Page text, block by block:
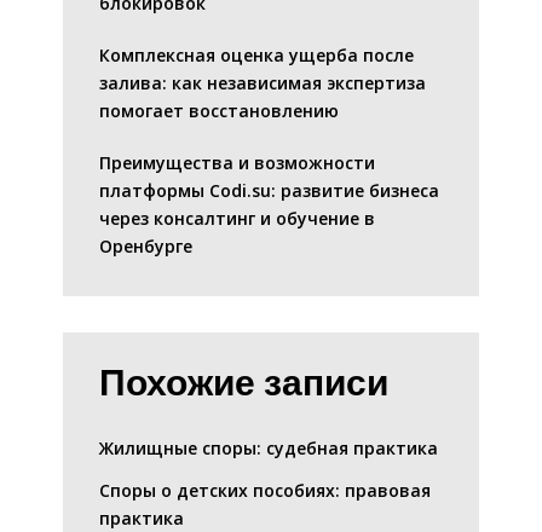
Комплексная оценка ущерба после
залива: как независимая экспертиза
помогает восстановлению
Преимущества и возможности
платформы Codi.su: развитие бизнеса
через консалтинг и обучение в
Оренбурге
Похожие записи
Жилищные споры: судебная практика
Споры о детских пособиях: правовая
практика